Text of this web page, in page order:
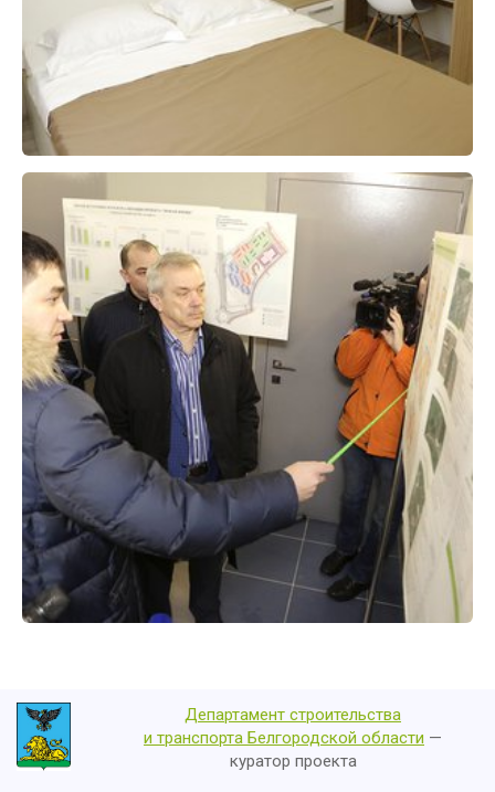
Департамент строительства
и транспорта Белгородской области —
куратор проекта